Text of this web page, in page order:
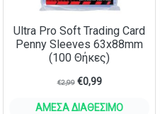
Ultra Pro Soft Trading Card
Penny Sleeves 63x88mm
(100 Θήκες)
€2,99 €0,99
ΆΜΕΣΑ ΔΙΑΘΈΣΙΜΟ